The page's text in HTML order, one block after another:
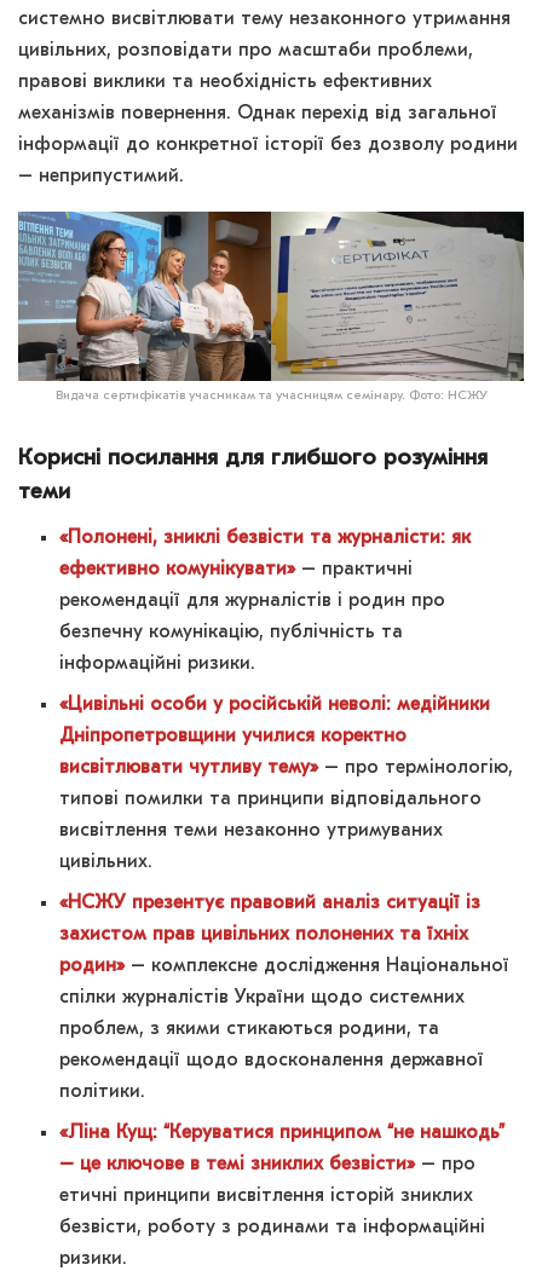
системно висвітлювати тему незаконного утримання
цивільних, розповідати про масштаби проблеми,
правові виклики та необхідність ефективних
механізмів повернення. Однак перехід від загальної
інформації до конкретної історії без дозволу родини
– неприпустимий.
Видача сертифікатів учасникам та учасницям семінару. Фото: НСЖУ
Корисні посилання для глибшого розуміння
теми
«Полонені, зниклі безвісти та журналісти: як
ефективно комунікувати»– практичні
рекомендації для журналістів і родин про
безпечну комунікацію, публічність та
інформаційні ризики.
«Цивільні особи у російській неволі: медійники
Дніпропетровщини училися коректно
висвітлювати чутливу тему»– про термінологію,
типові помилки та принципи відповідального
висвітлення теми незаконно утримуваних
цивільних.
«НСЖУ презентує правовий аналіз ситуації із
захистом прав цивільних полонених та їхніх
родин»– комплексне дослідження Національної
спілки журналістів України щодо системних
проблем, з якими стикаються родини, та
рекомендації щодо вдосконалення державної
політики.
«Ліна Кущ: “Керуватися принципом “не нашкодь”
– це ключове в темі зниклих безвісти»– про
етичні принципи висвітлення історій зниклих
безвісти, роботу з родинами та інформаційні
ризики.